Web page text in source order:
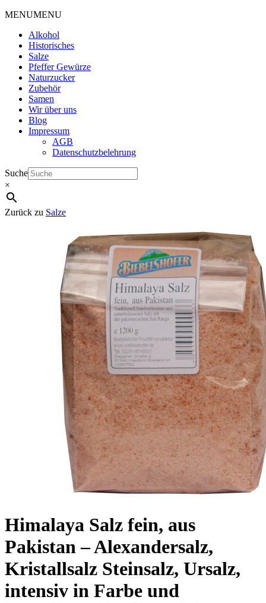
MENUMENU
Alkohol
Historisches
Salze
Pfeffer Gewürze
Naturzucker
Zubehör
Samen
Wir über uns
Blog
Impressum
AGB
Datenschutzbelehrung
Suche
×
Zurück zu Salze
Himalaya Salz fein, aus
Pakistan – Alexandersalz,
Kristallsalz Steinsalz, Ursalz,
intensiv in Farbe und